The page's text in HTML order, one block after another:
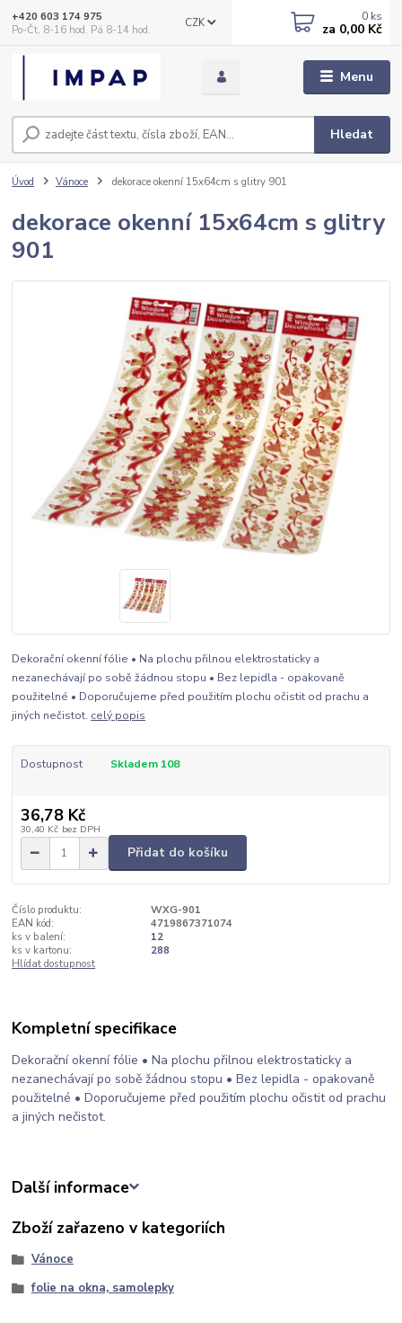
Menu
CZK
Hledat
+420 603 174 975
Po-Čt, 8-16 hod. Pá 8-14 hod.
0 ks
za 0,00 Kč
Úvod Vánoce dekorace okenní 15x64cm s glitry 901
dekorace okenní 15x64cm s glitry
901
Dekorační okenní fólie • Na plochu přilnou elektrostaticky a
nezanechávají po sobě žádnou stopu • Bez lepidla - opakovaně
použitelné • Doporučujeme před použitím plochu očistit od prachu a
jiných nečistot. celý popis
Dostupnost Skladem 108
36,78 Kč
30,40 Kč bez DPH
Přidat do košíku
Číslo produktu:
WXG-901
EAN kód:
4719867371074
ks v balení:
12
ks v kartonu:
288
Hlídat dostupnost
Kompletní specifikace
Dekorační okenní fólie • Na plochu přilnou elektrostaticky a
nezanechávají po sobě žádnou stopu • Bez lepidla - opakovaně
použitelné • Doporučujeme před použitím plochu očistit od prachu
a jiných nečistot.
Další informace
Zboží zařazeno v kategoriích
Vánoce
folie na okna, samolepky